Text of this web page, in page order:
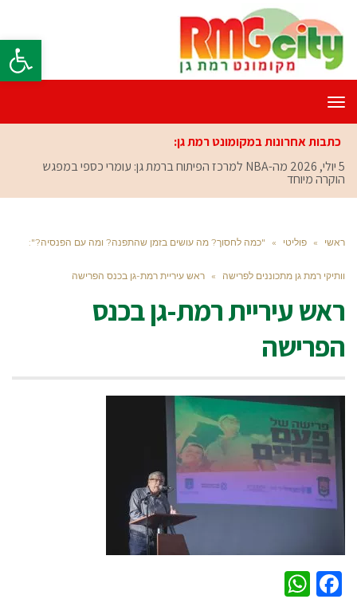
פתח
תפריט
כתבות אחרונות במקומונט רמת גן:
5 יולי, 2026
מה-NBA למרכז הפיתוח ברמת גן: עומרי כספי במפגש
הוקרה מיוחד
ראשי » פוליטי » "כמה לחסוך? מה עושים בזמן שהתפנה? ומה עם הפנסיה?":
וותיקי רמת גן מתכוננים לפרישה » ראש עיריית רמת-גן בכנס הפרישה
ראש עיריית רמת-גן בכנס
הפרישה
Facebook